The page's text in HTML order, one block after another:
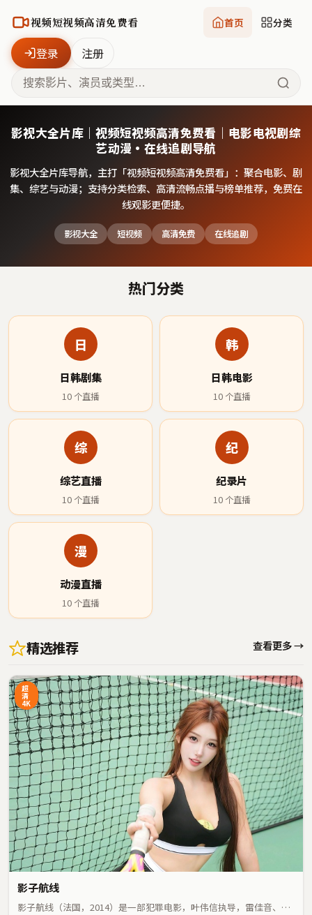
视频短视频高清免费看 首页 分类
登录 注册
影视大全片库｜视频短视频高清免费看｜电影电视剧综
艺动漫·在线追剧导航
影视大全片库导航，主打「视频短视频高清免费看」：聚合电影、剧
集、综艺与动漫；支持分类检索、高清流畅点播与榜单推荐，免费在
线观影更便捷。
影视大全 短视频 高清免费 在线追剧
热门分类
日
日韩剧集
10 个直播
韩
日韩电影
10 个直播
综
综艺直播
10 个直播
纪
纪录片
10 个直播
漫
动漫直播
10 个直播
精选推荐 查看更多 →
超
清
4K
影子航线
影子航线（法国，2014）是一部犯罪电影，叶伟信执导，雷佳音、常